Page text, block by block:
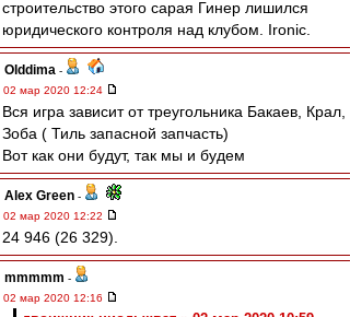
строительство этого сарая Гинер лишился
юридического контроля над клубом. Ironic.
Olddima -
02 мар 2020 12:24
Вся игра зависит от треугольника Бакаев, Крал,
Зоба ( Тиль запасной запчасть)
Вот как они будут, так мы и будем
Alex Green -
02 мар 2020 12:22
24 946 (26 329).
mmmmm -
02 мар 2020 12:16